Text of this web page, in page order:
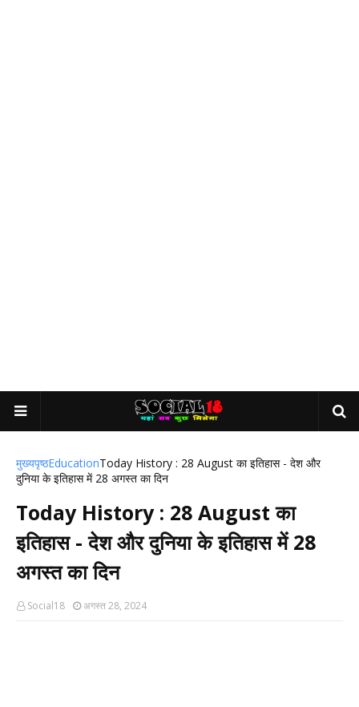
मुख्यपृष्ठEducationToday History : 28 August का इतिहास - देश और
दुनिया के इतिहास में 28 अगस्त का दिन
Today History : 28 August का
इतिहास - देश और दुनिया के इतिहास में 28
अगस्त का दिन
Social18 अगस्त 28, 2024